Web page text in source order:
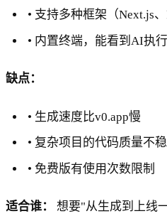
• 支持多种框架（Next.js、
• 内置终端，能看到AI执
缺点：
• 生成速度比v0.app慢
• 复杂项目的代码质量不
• 免费版有使用次数限制
适合谁： 想要"从生成到上线